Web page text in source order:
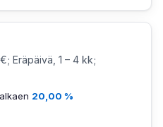
Eräpäivä, 1 – 4 kk;
20,00 %